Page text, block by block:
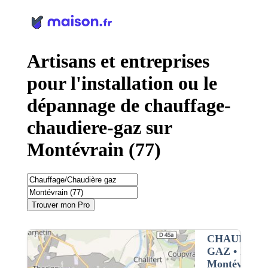
Artisans et entreprises
pour l'installation ou le
dépannage de chauffage-
chaudiere-gaz sur
Montévrain (77)
Trouver mon Pro
GAZ •
Montévrain